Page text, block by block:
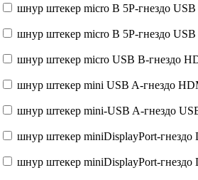
шнур штекер micro B 5P-гнездо USB
шнур штекер micro B 5P-гнездо
шнур штекер micro USB B-гнездо
шнур штекер mini USB A-гнездо
шнур штекер mini-USB A-гнездо
шнур штекер miniDisplayPort-гнездо
шнур штекер miniDisplayPort-гнездо